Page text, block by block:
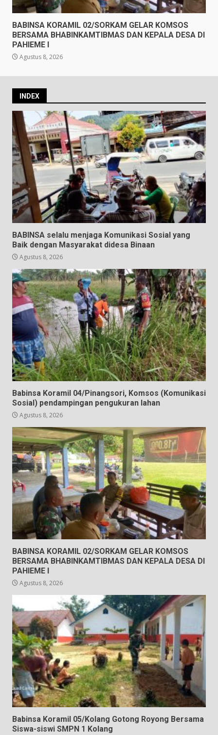
BABINSA KORAMIL 02/SORKAM GELAR KOMSOS
BERSAMA BHABINKAMTIBMAS DAN KEPALA DESA DI
PAHIEME I
Agustus 8, 2026
INDEX
BABINSA selalu menjaga Komunikasi Sosial yang
Baik dengan Masyarakat didesa Binaan
Agustus 8, 2026
Babinsa Koramil 04/Pinangsori, Komsos (Komunikasi
Sosial) pendampingan pengukuran lahan
Agustus 8, 2026
BABINSA KORAMIL 02/SORKAM GELAR KOMSOS
BERSAMA BHABINKAMTIBMAS DAN KEPALA DESA DI
PAHIEME I
Agustus 8, 2026
Babinsa Koramil 05/Kolang Gotong Royong Bersama
Siswa-siswi SMPN 1 Kolang